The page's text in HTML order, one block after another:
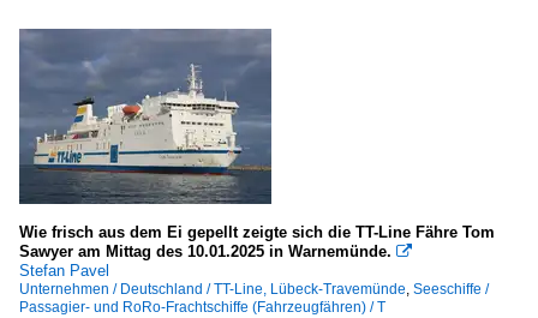
Wie frisch aus dem Ei gepellt zeigte sich die TT-Line Fähre Tom
Sawyer am Mittag des 10.01.2025 in Warnemünde. 
Stefan Pavel
Unternehmen / Deutschland / TT-Line, Lübeck-Travemünde, Seeschiffe /
Passagier- und RoRo-Frachtschiffe (Fahrzeugfähren) / T